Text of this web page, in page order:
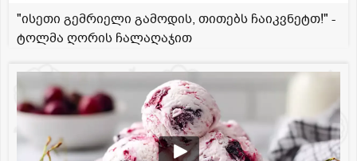
"ისეთი გემრიელი გამოდის, თითებს ჩაიკვნეტთ!" -
ტოლმა ღორის ჩალაღაჯით